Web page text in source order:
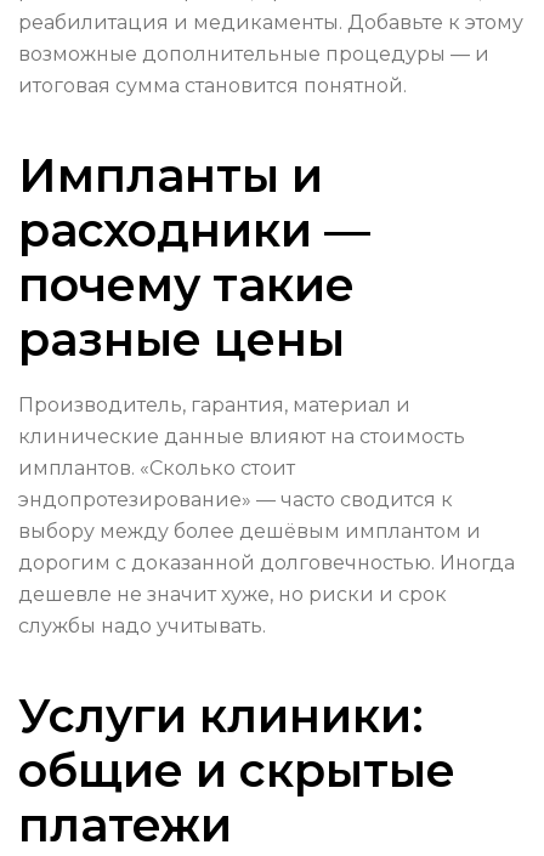
реабилитация и медикаменты. Добавьте к этому
возможные дополнительные процедуры — и
итоговая сумма становится понятной.
Импланты и
расходники —
почему такие
разные цены
Производитель, гарантия, материал и
клинические данные влияют на стоимость
имплантов. «Сколько стоит
эндопротезирование» — часто сводится к
выбору между более дешёвым имплантом и
дорогим с доказанной долговечностью. Иногда
дешевле не значит хуже, но риски и срок
службы надо учитывать.
Услуги клиники:
общие и скрытые
платежи